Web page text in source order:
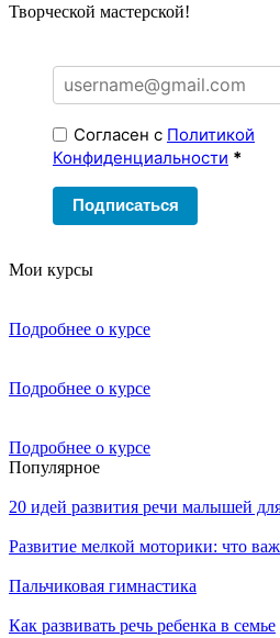
Творческой мастерской!
Согласен с Политикой
Конфиденциальности *
Подписаться
Мои курсы
Подробнее о курсе
Подробнее о курсе
Подробнее о курсе
Популярное
20 идей развития речи малышей
Развитие мелкой моторики: что
Пальчиковая гимнастика
Как развивать речь ребенка в семье